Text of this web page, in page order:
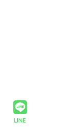
LINE